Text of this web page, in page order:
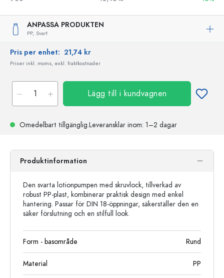
ANPASSA PRODUKTEN
PP, Svart
Pris per enhet: 21,74 kr
Priser inkl. moms, exkl. fraktkostnader
Lägg till i kundvagnen
Omedelbart tillgänglig.Leveransklar inom: 1–2 dagar
Produktinformation
Den svarta lotionpumpen med skruvlock, tillverkad av
robust PP-plast, kombinerar praktisk design med enkel
hantering. Passar för DIN 18-öppningar, säkerställer den en
säker förslutning och en stilfull look.
Form - basområde Rund
Material PP